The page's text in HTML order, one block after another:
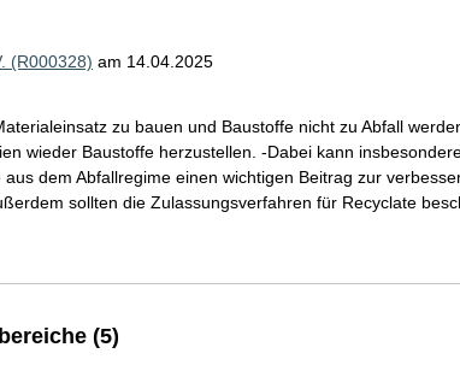
(R000328) am 14.04.2025
zu bauen und Baustoffe nicht zu Abfall
wieder Baustoffe herzustellen. -Dabei kann
dem Abfallregime einen wichtigen Beitrag zur
sollten die Zulassungsverfahren für Recyclate
(5)